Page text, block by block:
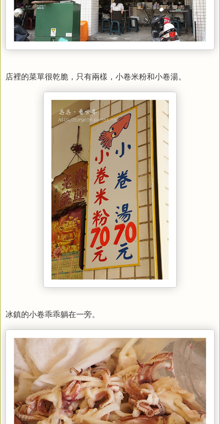
店裡的菜單很乾脆，只有兩樣，小卷米粉和小卷湯。
冰鎮的小卷乖乖躺在一旁。